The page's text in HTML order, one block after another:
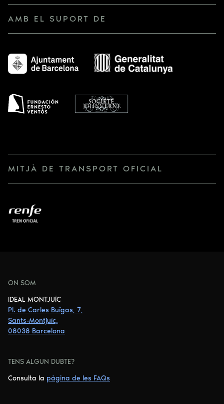
AMB EL SUPORT DE
MITJÀ DE TRANSPORT OFICIAL
ON SOM
IDEAL MONTJUÏC
Pl. de Carles Buïgas, 7,
Sants-Montjuïc,
08038 Barcelona
TENS ALGUN DUBTE?
Consulta la pàgina de les FAQs